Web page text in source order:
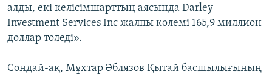
алды, екі келісімшарттың аясында Darley
Investment Services Inc жалпы көлемі 165,9 миллион
доллар төледі».
Сондай-ақ, Мұхтар Әблязов Қытай басшылығының